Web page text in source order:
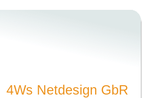
4Ws Netdesign GbR